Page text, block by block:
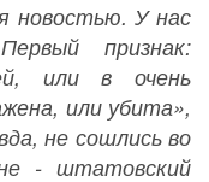
новостью. У нас
признак:
или в очень
или убита»,
не сошлись во
- штатовский